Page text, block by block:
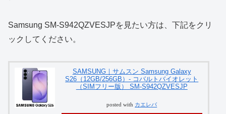
Samsung SM-S942QZVESJPを見たい方は、下記をクリ
ックしてください。
SAMSUNG｜サムスン Samsung Galaxy
S26（12GB/256GB）- コバルトバイオレット
（SIMフリー版） SM-S942QZVESJP
posted with カエレバ